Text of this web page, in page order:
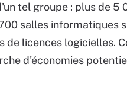
tel groupe : plus de 5
salles informatiques
de licences logicielles.
d'économies